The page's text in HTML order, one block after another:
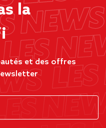
la
et des offres